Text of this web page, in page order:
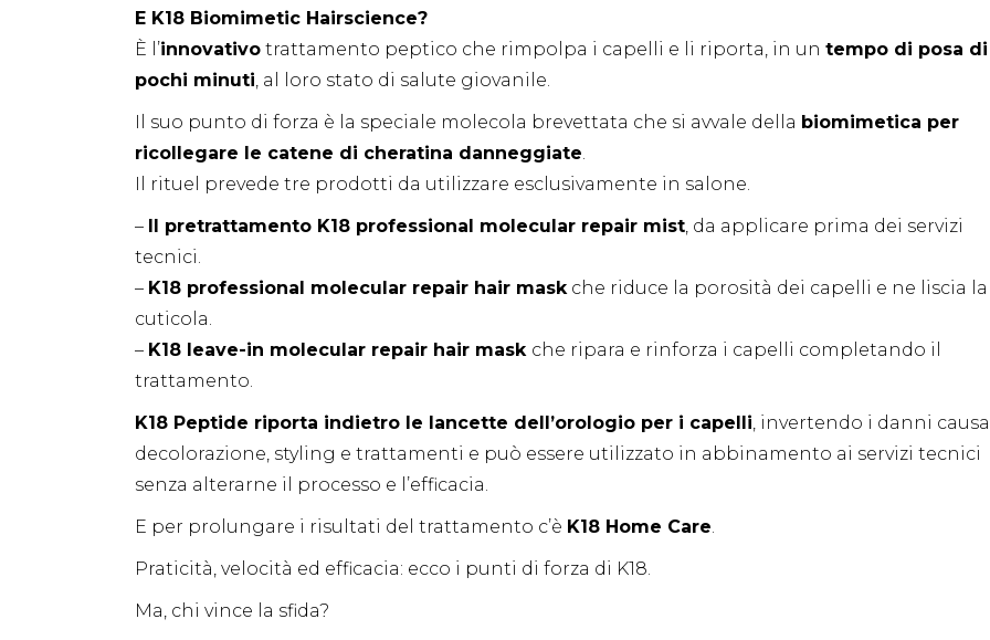
E K18 Biomimetic Hairscience?
È l’innovativo trattamento peptico che rimpolpa i capelli e li riporta, in un tempo di posa di
pochi minuti , al loro stato di salute giovanile.
Il suo punto di forza è la speciale molecola brevettata che si avvale della biomimetica per
ricollegare le catene di cheratina danneggiate
Il rituel prevede tre prodotti da utilizzare esclusivamente in salone.
– Il pretrattamento K18 professional molecular repair mist , da applicare prima dei servizi
tecnici.
– K18 professional molecular repair hair mask che riduce la porosità dei capelli e ne liscia la
cuticola.
– K18 leave-in molecular repair hair mask che ripara e rinforza i capelli completando il
trattamento.
K18 Peptide riporta indietro le lancette dell’orologio per i capelli , invertendo i danni
decolorazione, styling e trattamenti e può essere utilizzato in abbinamento ai servizi tecnici
senza alterarne il processo e l’efficacia.
E per prolungare i risultati del trattamento c’è K18 Home Care
Praticità, velocità ed efficacia: ecco i punti di forza di K18.
Ma, chi vince la sfida?